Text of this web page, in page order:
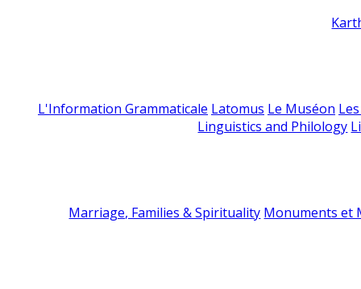
L'Information Grammaticale Latomus Le Muséon
Linguistics and Philology
Marriage, Families & Spirituality Monuments et